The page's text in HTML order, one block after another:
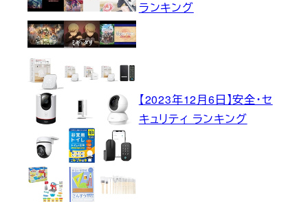
ランキング
【2023年12月6日】安全・セ
キュリティ ランキング